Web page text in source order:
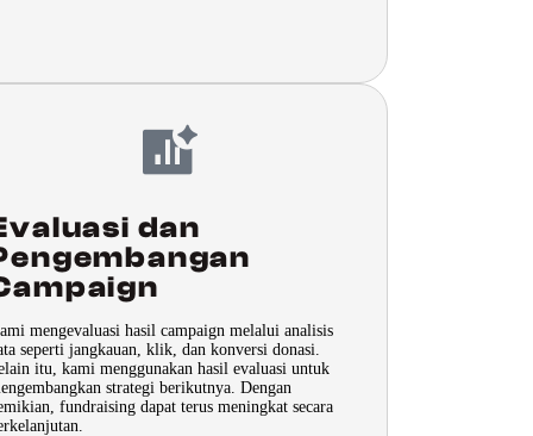
dan
mengevaluasi hasil campaign melalui analisis
seperti jangkauan, klik, dan konversi donasi.
itu, kami menggunakan hasil evaluasi untuk
strategi berikutnya. Dengan
fundraising dapat terus meningkat secara